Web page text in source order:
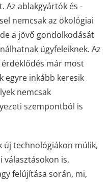
Az ablakgyártók és -
nemcsak az ökológiai
a jövő gondolkodását
ügyfeleiknek. Az
már most
egyre inkább keresik
nemcsak
szempontból is
új technológiákon múlik,
választásokon is,
felújítása során, mi,